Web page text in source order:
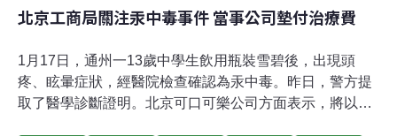
北京工商局關注汞中毒事件 當事公司墊付治療費
1月17日，通州一13歲中學生飲用瓶裝雪碧後，出現頭
疼、眩暈症狀，經醫院檢查確認為汞中毒。昨日，警方提
取了醫學診斷證明。北京可口可樂公司方面表示，將以人